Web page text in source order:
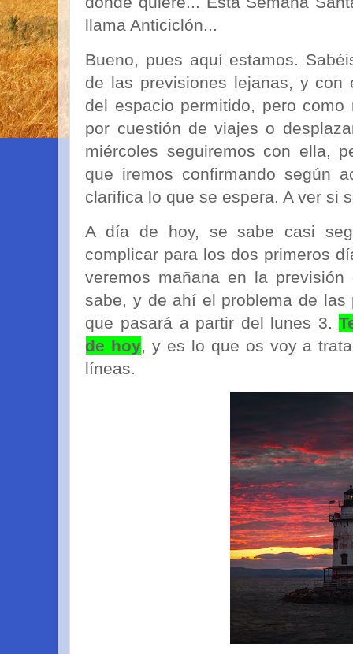
llama Anticiclón...
Bueno, pues aquí estamos.
de las previsiones lejanas, y con
del espacio permitido, pero
por cuestión de viajes o
miércoles seguiremos con ella,
que iremos confirmando según
clarifica lo que se espera. A ver si
A día de hoy, se sabe casi
complicar para los dos primeros
veremos mañana en la
sabe, y de ahí el problema de
que pasará a partir del lunes 3.
de hoy, y es lo que os voy a
líneas.